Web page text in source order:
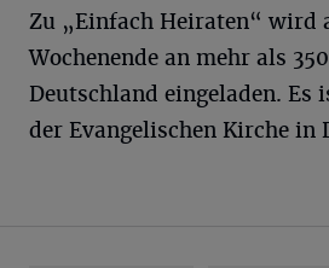
Zu „Einfach Heiraten“ wird
Wochenende an mehr als
Deutschland eingeladen.
der Evangelischen Kirche in